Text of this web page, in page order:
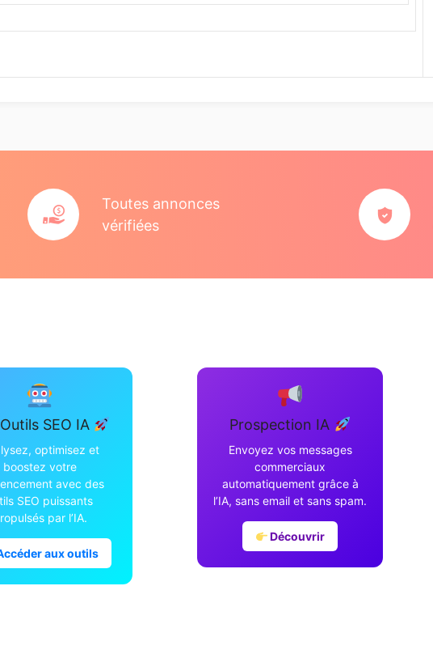
Toutes annonces
vérifiées
SEO IA
optimisez et
boostez votre
avec des
SEO puissants
par l’IA.
aux outils
Prospection IA
Envoyez vos messages
commerciaux
automatiquement grâce à
l’IA, sans email et sans spam.
Découvrir